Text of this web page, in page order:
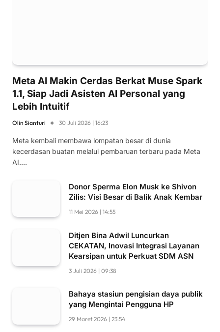
Meta AI Makin Cerdas Berkat Muse Spark
1.1, Siap Jadi Asisten AI Personal yang
Lebih Intuitif
Olin Sianturi 30 Juli 2026 | 16:23
Meta kembali membawa lompatan besar di dunia
kecerdasan buatan melalui pembaruan terbaru pada Meta
AI.…
Donor Sperma Elon Musk ke Shivon
Zilis: Visi Besar di Balik Anak Kembar
11 Mei 2026 | 14:55
Ditjen Bina Adwil Luncurkan
CEKATAN, Inovasi Integrasi Layanan
Kearsipan untuk Perkuat SDM ASN
3 Juli 2026 | 09:38
Bahaya stasiun pengisian daya publik
yang Mengintai Pengguna HP
29 Maret 2026 | 23:54